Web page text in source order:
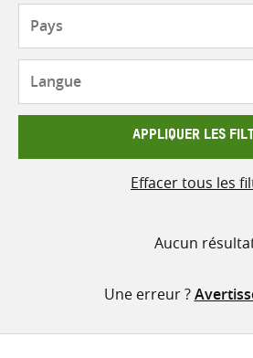
APPLIQUER LES
Effacer tous les
Aucun
Une erreur ?